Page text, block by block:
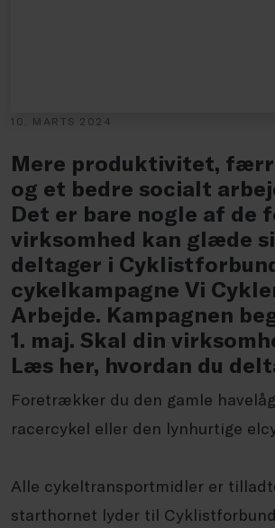
10. MARTS 2024
Mere produktivitet,
og et bedre socialt
Det er bare nogle af de
virksomhed kan glæde
deltager i
cykelkampagne Vi
Arbejde. Kampagnen
1. maj. Skal din
Læs her, hvordan du
Foretrækker du den gamle
racercykel eller den lynhurtige
Alle cykeltransportmidler er
starthornet lyder til